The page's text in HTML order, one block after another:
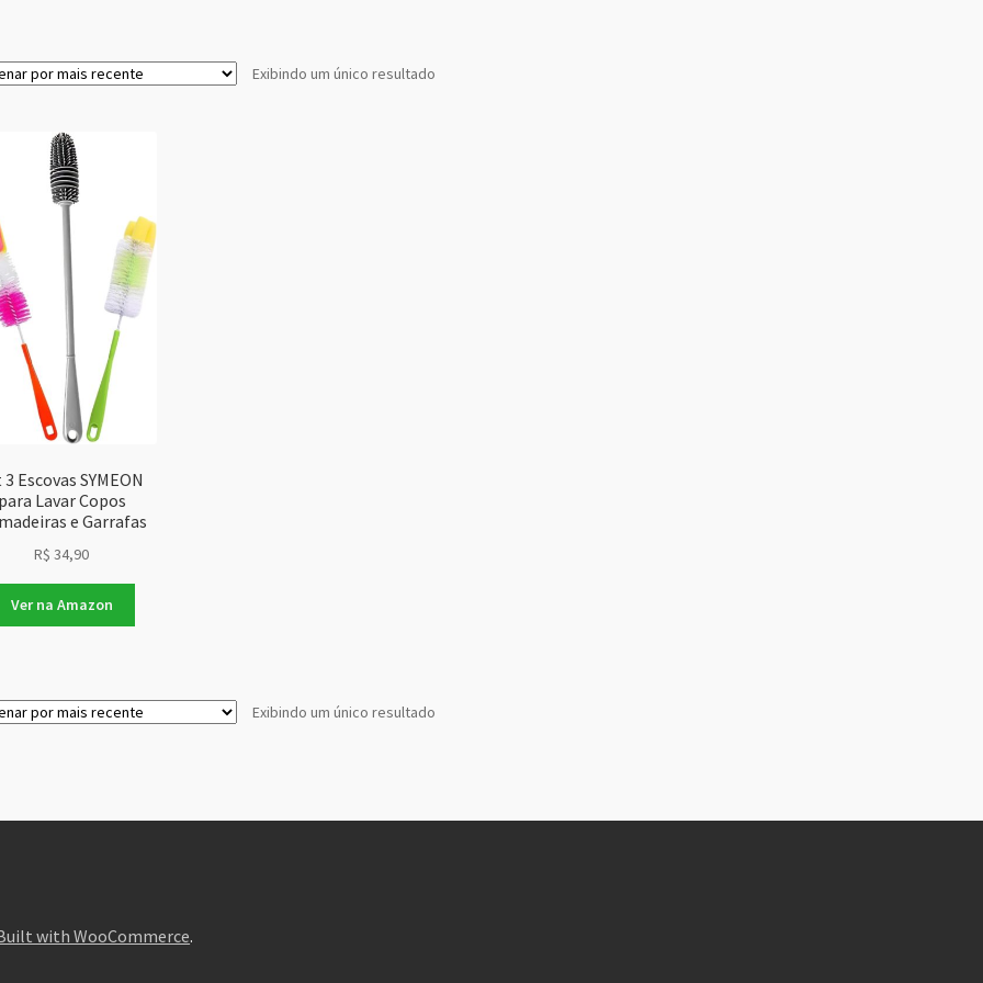
Exibindo um único resultado
Escovas SYMEON
Lavar Copos
e Garrafas
R$ 34,90
Ver na Amazon
Exibindo um único resultado
with WooCommerce.